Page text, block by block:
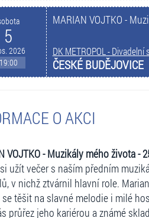
5
2026
19:00
MARIAN VOJTKO -
DK METROPOL - Divadelní
ČESKÉ BUDĚJOVICE
O AKCI
VOJTKO - Muzikály mého života -
užít večer s naším předním
v nichž ztvárnil hlavní role.
se těšit na slavné melodie i milé
průřez jeho kariérou a známé